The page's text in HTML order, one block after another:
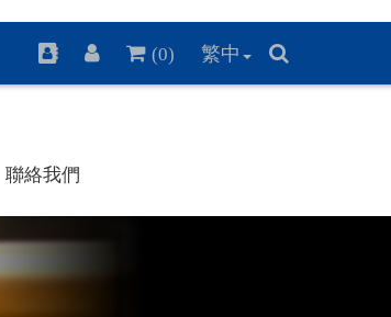
(0) 繁中
聯絡我們